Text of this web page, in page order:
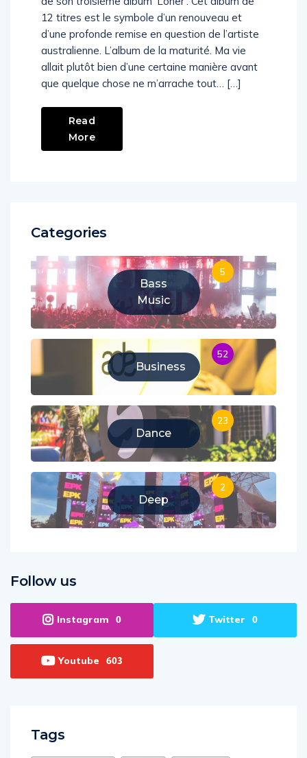
de son troisième album ‘Loner’. Cet album de
12 titres est le symbole d’un renouveau et
d’une profonde remise en question de l’artiste
australienne. L’album de la maturité. Ma vie
allait plutôt bien d’une certaine manière avant
Read
More
Bass
Music
5
Business
52
Dance
23
Deep
2
0 0
603